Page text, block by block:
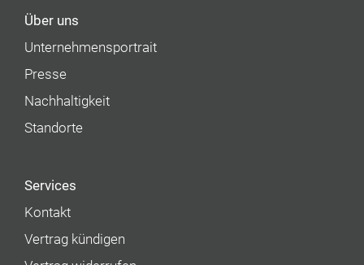
Über uns
Unternehmens­portrait
Presse
Nachhaltigkeit
Standorte
Services
Kontakt
Vertrag kündigen